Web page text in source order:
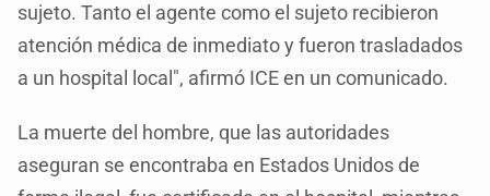
sujeto. Tanto el agente como el sujeto recibieron
atención médica de inmediato y fueron trasladados
a un hospital local", afirmó ICE en un comunicado.
La muerte del hombre, que las autoridades
aseguran se encontraba en Estados Unidos de